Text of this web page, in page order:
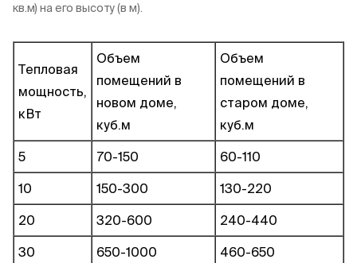
кв.м) на его высоту (в м).
Тепловая
мощность,
кВт
Объем
помещений в
новом доме,
куб.м
Объем
помещений в
старом доме,
куб.м
5 70-150 60-110
10 150-300 130-220
20 320-600 240-440
30 650-1000 460-650